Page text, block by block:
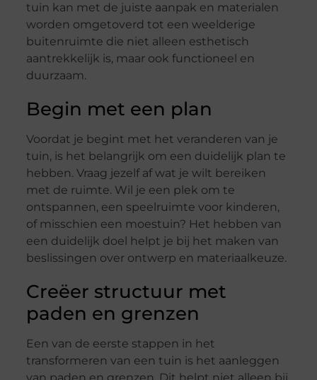
tuin kan met de juiste aanpak en materialen
worden omgetoverd tot een weelderige
buitenruimte die niet alleen esthetisch
aantrekkelijk is, maar ook functioneel en
duurzaam.
Begin met een plan
Voordat je begint met het veranderen van je
tuin, is het belangrijk om een duidelijk plan te
hebben. Vraag jezelf af wat je wilt bereiken
met de ruimte. Wil je een plek om te
ontspannen, een speelruimte voor kinderen,
of misschien een moestuin? Het hebben van
een duidelijk doel helpt je bij het maken van
beslissingen over ontwerp en materiaalkeuze.
Creëer structuur met
paden en grenzen
Een van de eerste stappen in het
transformeren van een tuin is het aanleggen